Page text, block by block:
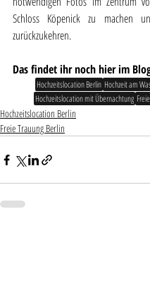
Schloss Köpenick zu machen
zurückzukehren.
Das findet ihr noch hier im
Hochzeitslocation Berlin Hochzeit am
Hochzeitslocation mit Übernachtung
Hochzeitslocation Berlin
Freie Trauung Berlin